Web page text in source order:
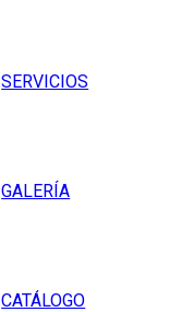
SERVICIOS
GALERÍA
CATÁLOGO